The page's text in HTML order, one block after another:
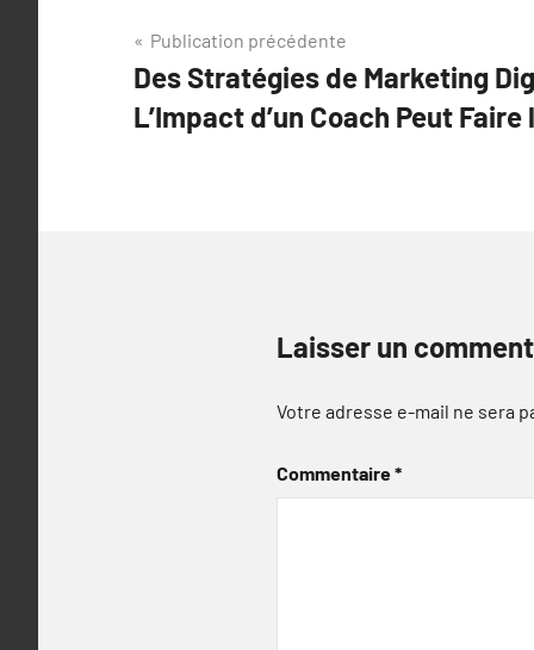
Navigation
de
l’article
Publication précédente
Des Stratégies de Marketing
L’Impact d’un Coach Peut
Laisser un
Votre adresse e-mail ne sera
Commentaire*